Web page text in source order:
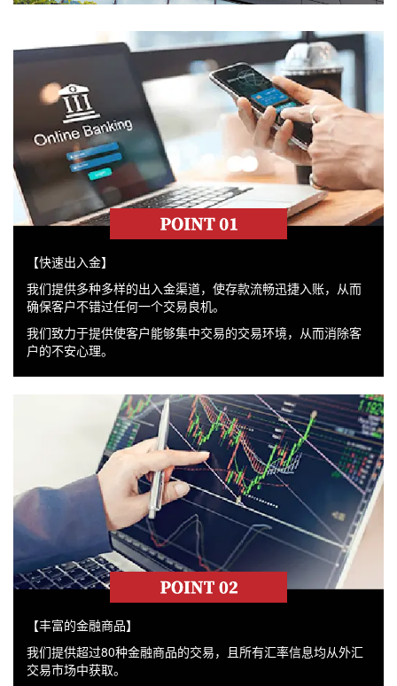
【快速出入金】
我们提供多种多样的出入金渠道，使存款流畅迅捷入账，从而
确保客户不错过任何一个交易良机。
我们致力于提供使客户能够集中交易的交易环境，从而消除客
户的不安心理。
【丰富的金融商品】
我们提供超过80种金融商品的交易，且所有汇率信息均从外汇
交易市场中获取。